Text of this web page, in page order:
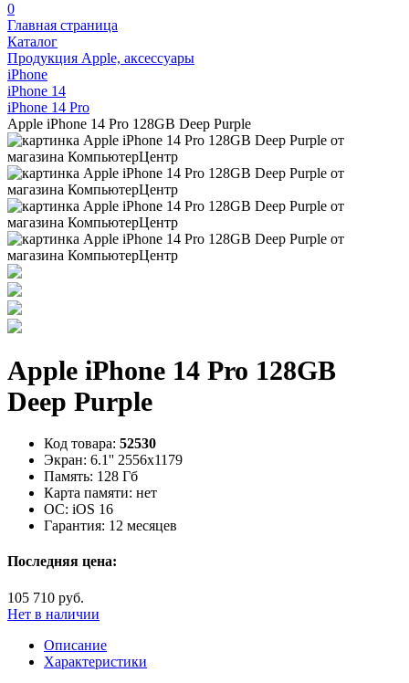
0
Главная страница
Каталог
Продукция Apple, аксессуары
iPhone
iPhone 14
iPhone 14 Pro
Apple iPhone 14 Pro 128GB Deep Purple
Apple iPhone 14 Pro 128GB
Deep Purple
Код товара: 52530
Экран: 6.1'' 2556x1179
Память: 128 Гб
Карта памяти: нет
ОС: iOS 16
Гарантия: 12 месяцев
Последняя цена:
105 710 руб.
Нет в наличии
Описание
Характеристики